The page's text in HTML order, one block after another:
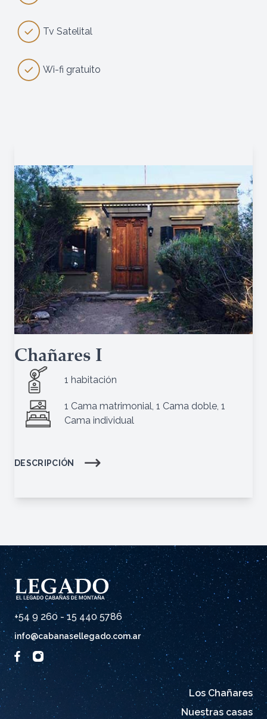
Tv Satelital
Wi-fi gratuito
Chañares I
1 habitación
1 Cama matrimonial, 1 Cama doble, 1
Cama individual
DESCRIPCIÓN
+54 9 260 - 15 440 5786
info@cabanasellegado.com.ar
Los Chañares
Nuestras casas